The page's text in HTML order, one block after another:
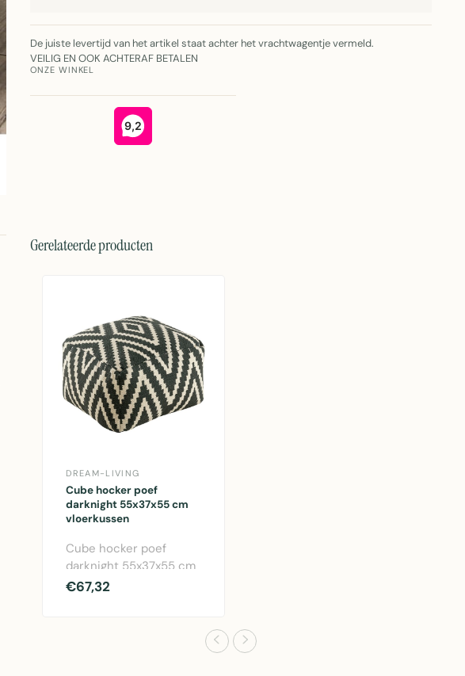
De juiste levertijd van het artikel staat achter het vrachtwagentje vermeld.
VEILIG EN OOK ACHTERAF BETALEN
ONZE WINKEL
Gerelateerde producten
DREAM-LIVING
Cube hocker poef
darknight 55x37x55 cm
vloerkussen
Cube hocker poef
darknight 55x37x55 cm
- katoenen vloerkussen
€67,32